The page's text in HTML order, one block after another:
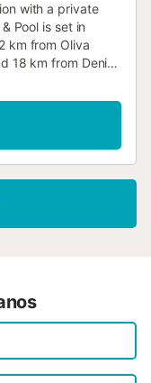
with a private
Pool is set in
km from Oliva
18 km from Denia